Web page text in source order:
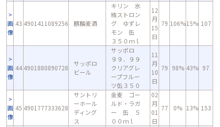
画
像
43 4901411089256 麒麟麦酒
キリン 氷
結ストロン
グ ゆずレ
モン 缶
３５０ｍｌ
12
月
15
日
79 106%15% 107
画
像
44 4901880890728
サッポロ
ビール
サッポロ
９９．９９
クリアグレ
ープフルー
ツ缶３５０
11
月
10
日
79 98% 43% 97
画
像
45 4901777333628
サントリ
ーホール
ディング
ス
金麦 ゴー
ルド・ラガ
ー 缶 ５
００ｍｌ
02
月
01
日
77 0% 13% 153